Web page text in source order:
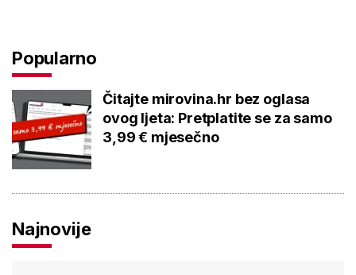
Popularno
Čitajte mirovina.hr bez oglasa
ovog ljeta: Pretplatite se za samo
3,99 € mjesečno
Najnovije